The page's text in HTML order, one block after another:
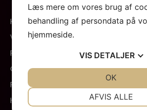
Kontakt
Vejvisning
P-pladser
Garderobe
Rygerum
Handicap/ledsagerordning
Læs mere om vores brug af
behandling af persondata på
hjemmeside.
VIS DETALJER
AFVIS ALLE
OK